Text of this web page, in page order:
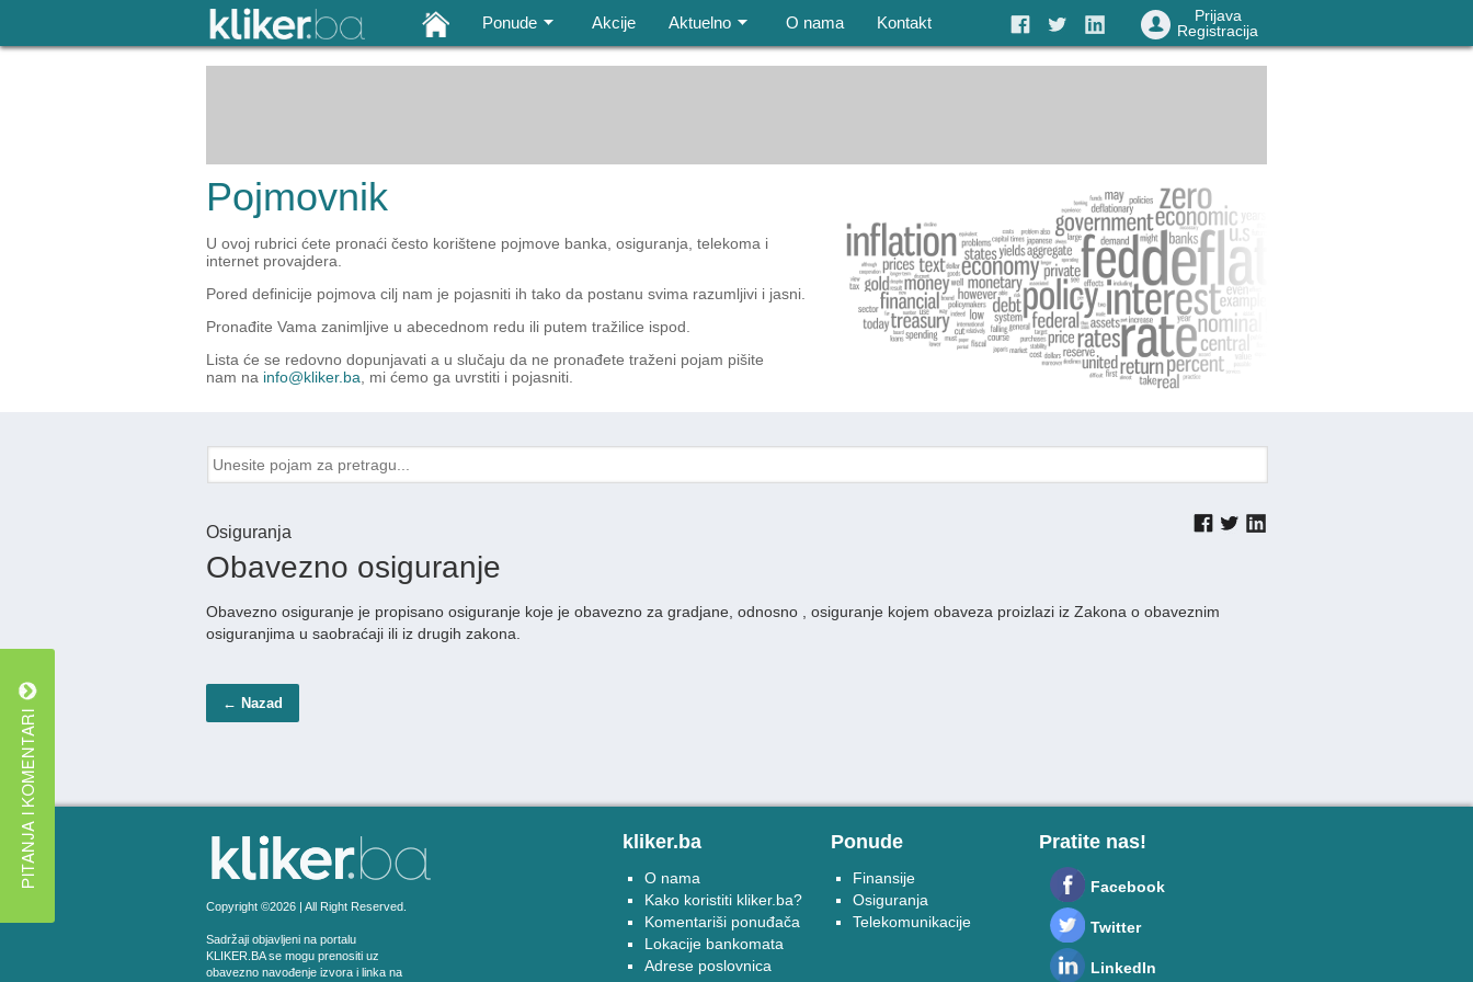
Ponude Akcije Aktuelno O nama Kontakt
Prijava
Registracija
Pojmovnik
U ovoj rubrici ćete pronaći često korištene pojmove banka, osiguranja, telekoma i
internet provajdera.
Pored definicije pojmova cilj nam je pojasniti ih tako da postanu svima razumljivi i jasni.
Pronađite Vama zanimljive u abecednom redu ili putem tražilice ispod.
Lista će se redovno dopunjavati a u slučaju da ne pronađete traženi pojam pišite
nam na info@kliker.ba , mi ćemo ga uvrstiti i pojasniti.
Osiguranja
Obavezno osiguranje
Obavezno osiguranje je propisano osiguranje koje je obavezno za gradjane, odnosno , osiguranje kojem obaveza proizlazi iz Zakona o obaveznim
osiguranjima u saobraćaji ili iz drugih zakona.
← Nazad
Copyright ©2026 | All Right Reserved.
Sadržaji objavljeni na portalu
KLIKER.BA se mogu prenositi uz
obavezno navođenje izvora i linka na
kliker.ba
O nama
Kako koristiti kliker.ba?
Komentariši ponuđača
Lokacije bankomata
Adrese poslovnica
Ponude
Finansije
Osiguranja
Telekomunikacije
Pratite nas!
Facebook
Twitter
LinkedIn